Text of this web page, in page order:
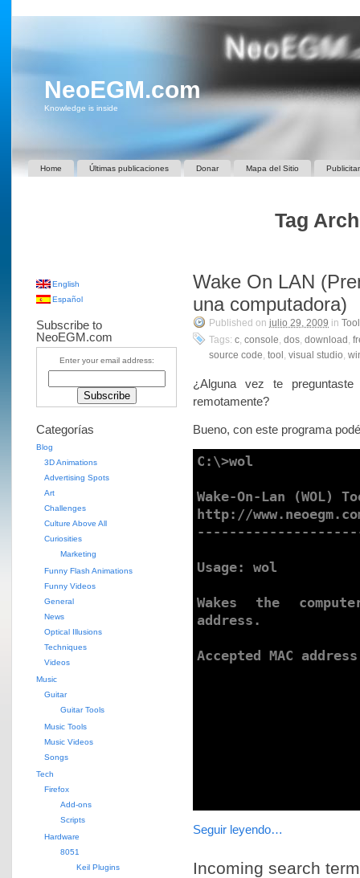
NeoEGM.com
Knowledge is inside
Home Últimas publicaciones Donar Mapa del Sitio
Tag
Wake On LAN
una computadora)
Published on julio 29, 2009 in
Tags: c, console, dos, download ,
source code, tool , visual studio,
¿Alguna vez te
remotamente?
Bueno, con este programa
C:\>wol
Wake-On-Lan (WOL)
http://
Usage: wol
Wakes the
address.
Accepted MAC
Seguir leyendo…
Incoming search
English
Español
Subscribe to
NeoEGM.com
Enter your email address:
Categorías
Blog
3D Animations
Advertising Spots
Art
Challenges
Culture Above All
Curiosities
Marketing
Funny Flash Animations
Funny Videos
General
News
Optical Illusions
Techniques
Videos
Music
Guitar
Guitar Tools
Music Tools
Music Videos
Songs
Tech
Firefox
Add-ons
Scripts
Hardware
8051
Keil Plugins